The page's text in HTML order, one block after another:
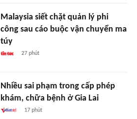
Malaysia siết chặt quản lý phi
công sau cáo buộc vận chuyển ma
túy
27 phút
Nhiều sai phạm trong cấp phép
khám, chữa bệnh ở Gia Lai
17 phút